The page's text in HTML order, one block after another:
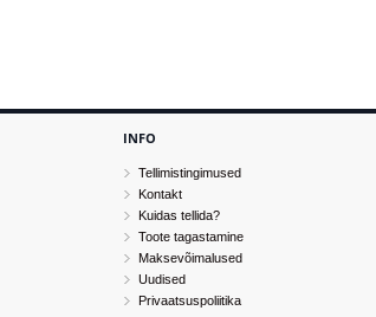
INFO
Tellimistingimused
Kontakt
Kuidas tellida?
Toote tagastamine
Maksevõimalused
Uudised
Privaatsuspoliitika